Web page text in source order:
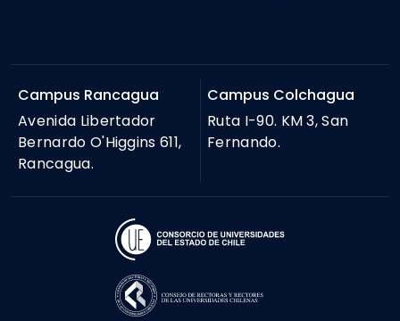
Campus Rancagua
Avenida Libertador
Bernardo O'Higgins 611,
Rancagua.
Campus Colchagua
Ruta I-90. KM 3, San
Fernando.